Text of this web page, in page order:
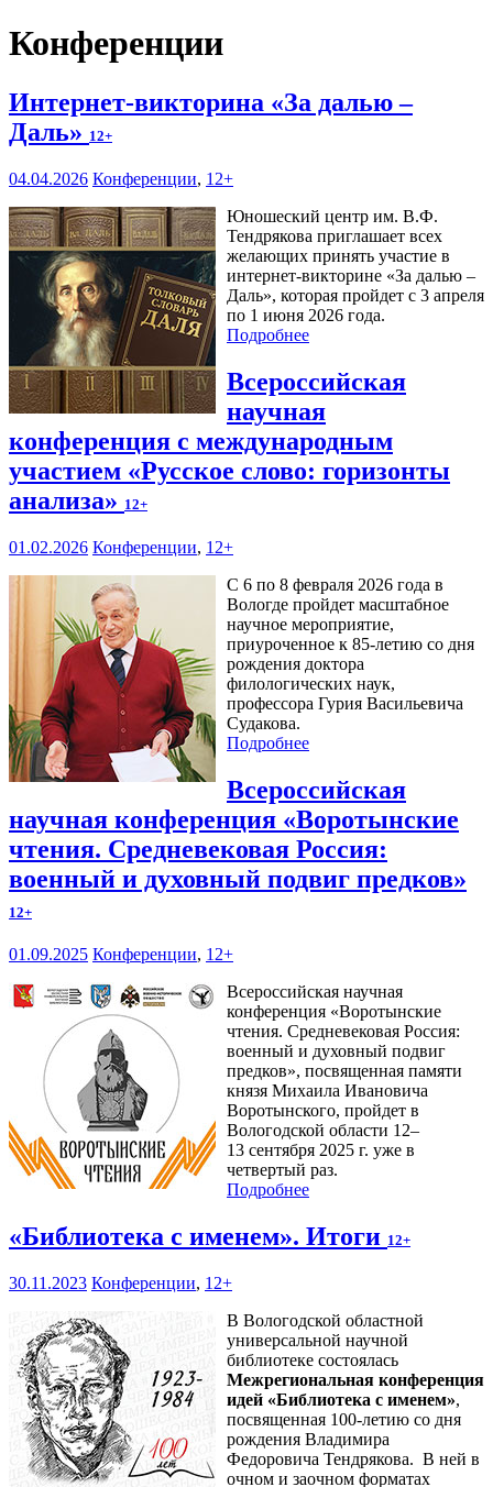
Конференции
Интернет-викторина «За далью –
Даль» 12+
04.04.2026 Конференции, 12+
Юношеский центр им. В.Ф.
Тендрякова приглашает всех
желающих принять участие в
интернет-викторине «За далью –
Даль», которая пройдет с 3 апреля
по 1 июня 2026 года.
Подробнее
Всероссийская
научная
конференция с международным
участием «Русское слово: горизонты
анализа» 12+
01.02.2026 Конференции, 12+
С 6 по 8 февраля 2026 года в
Вологде пройдет масштабное
научное мероприятие,
приуроченное к 85-летию со дня
рождения доктора
филологических наук,
профессора Гурия Васильевича
Судакова.
Подробнее
Всероссийская
научная конференция «Воротынские
чтения. Средневековая Россия:
военный и духовный подвиг предков»
12+
01.09.2025 Конференции, 12+
Всероссийская научная
конференция «Воротынские
чтения. Средневековая Россия:
военный и духовный подвиг
предков», посвященная памяти
князя Михаила Ивановича
Воротынского, пройдет в
Вологодской области 12–
13 сентября 2025 г. уже в
четвертый раз.
Подробнее
«Библиотека с именем». Итоги 12+
30.11.2023 Конференции, 12+
В Вологодской областной
универсальной научной
библиотеке состоялась
Межрегиональная конференция
идей «Библиотека с именем»,
посвященная 100-летию со дня
рождения Владимира
Федоровича Тендрякова. В ней в
очном и заочном форматах